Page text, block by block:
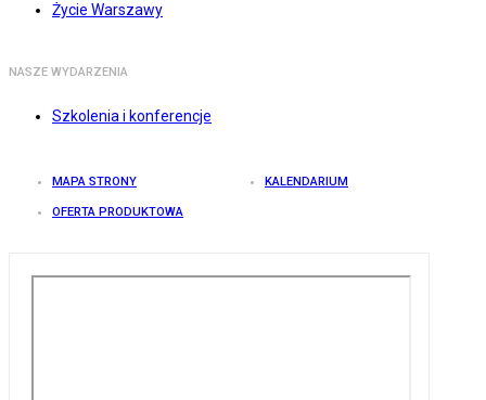
Życie Warszawy
NASZE WYDARZENIA
Szkolenia i konferencje
MAPA STRONY KALENDARIUM
OFERTA PRODUKTOWA